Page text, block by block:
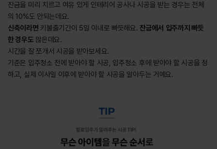
잔금을 미리 치르고 여유 있게 인테리어 공사나 시공을 받는 경우는 전체
의 10%도 안되는데요.
신축이라면 키불출기간이 5일 이내로 빠듯해요. 잔금에서 입주까지 빠듯
한 경우도 많은데요.
시간을 잘 쪼개서 시공을 받아보세요.
기준은 입주청소 전에 받아야 할 시공, 입주청소 후에 받아야 할 시공을 정
하고, 실제 이사일 이후에 받아야 할 시공을 알아두는 거예요.